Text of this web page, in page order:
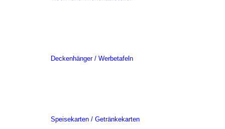
Deckenhänger / Werbetafeln
Speisekarten / Getränkekarten